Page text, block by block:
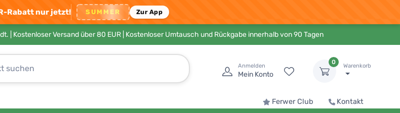
Rabatt nur jetzt! SUMMER Zur App
| Kostenloser Versand über 80 EUR | Kostenloser Umtausch und Rückgabe innerhalb von 90 Tagen
Anmelden
Mein Konto
0
Warenkorb
Ferwer Club Kontakt